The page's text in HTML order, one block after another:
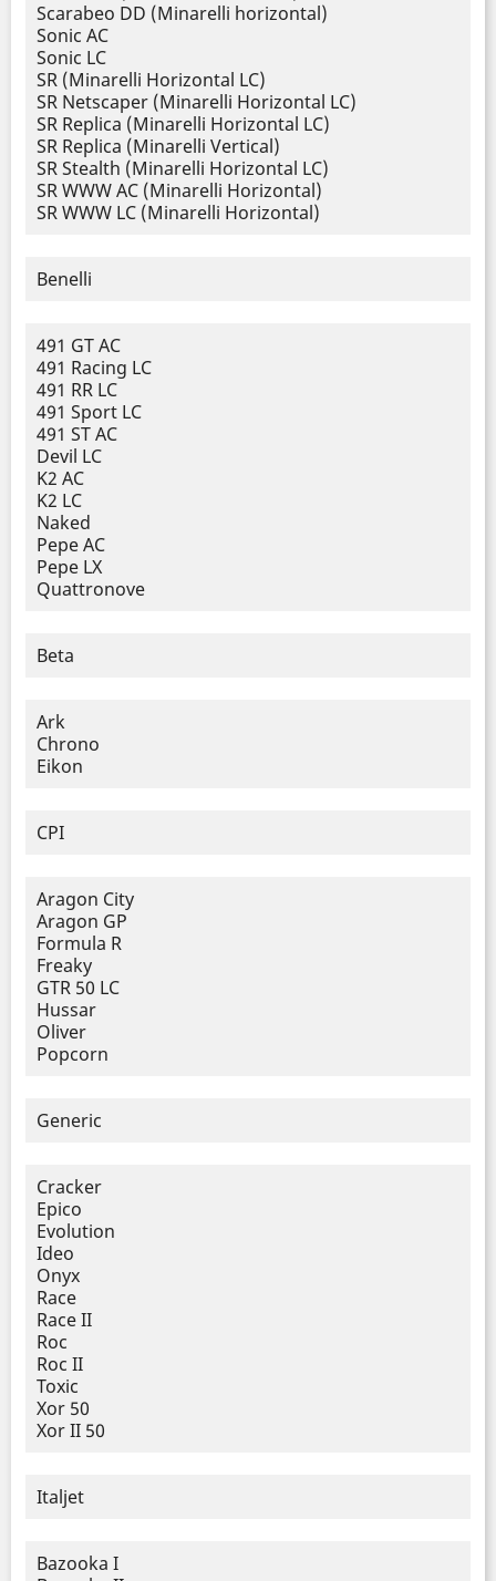
Scarabeo DD (Minarelli horizontal)
Sonic AC
Sonic LC
SR (Minarelli Horizontal LC)
SR Netscaper (Minarelli Horizontal LC)
SR Replica (Minarelli Horizontal LC)
SR Replica (Minarelli Vertical)
SR Stealth (Minarelli Horizontal LC)
SR WWW AC (Minarelli Horizontal)
SR WWW LC (Minarelli Horizontal)
Benelli
491 GT AC
491 Racing LC
491 RR LC
491 Sport LC
491 ST AC
Devil LC
K2 AC
K2 LC
Naked
Pepe AC
Pepe LX
Quattronove
Beta
Ark
Chrono
Eikon
CPI
Aragon City
Aragon GP
Formula R
Freaky
GTR 50 LC
Hussar
Oliver
Popcorn
Generic
Cracker
Epico
Evolution
Ideo
Onyx
Race
Race II
Roc
Roc II
Toxic
Xor 50
Xor II 50
Italjet
Bazooka I